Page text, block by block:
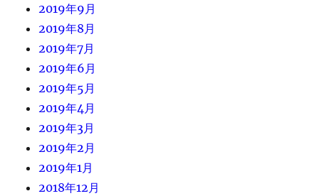
2019年9月
2019年8月
2019年7月
2019年6月
2019年5月
2019年4月
2019年3月
2019年2月
2019年1月
2018年12月